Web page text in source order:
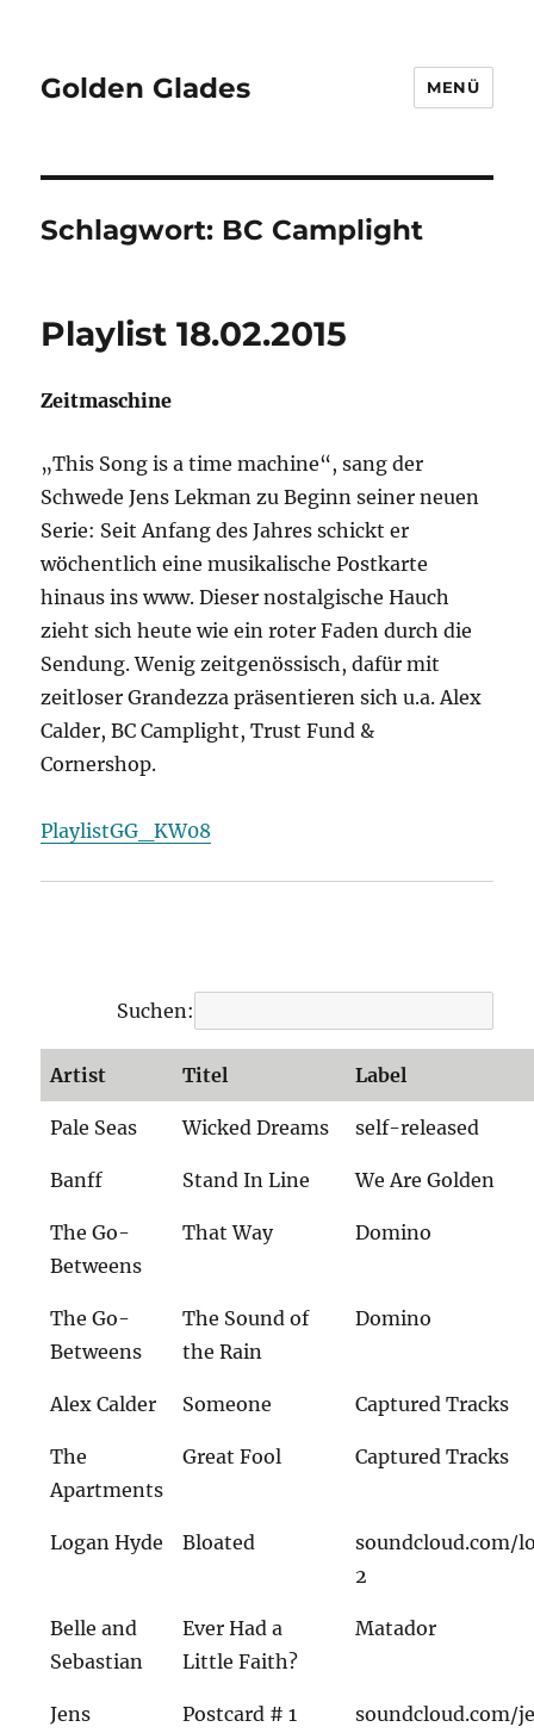
Golden Glades MENÜ
Schlagwort: BC Camplight
Playlist 18.02.2015
Zeitmaschine
„This Song is a time machine“, sang der
Schwede Jens Lekman zu Beginn seiner neuen
Serie: Seit Anfang des Jahres schickt er
wöchentlich eine musikalische Postkarte
hinaus ins www. Dieser nostalgische Hauch
zieht sich heute wie ein roter Faden durch die
Sendung. Wenig zeitgenössisch, dafür mit
zeitloser Grandezza präsentieren sich u.a. Alex
Calder, BC Camplight, Trust Fund &
Cornershop.
PlaylistGG_KW08
Suchen:
Artist Titel Label
Pale Seas Wicked Dreams self-released
Banff Stand In Line We Are Golden
The Go-
Betweens
That Way Domino
The Go-
Betweens
The Sound of
the Rain
Domino
Alex Calder Someone Captured Tracks
The
Apartments
Great Fool Captured Tracks
Logan Hyde Bloated
soundcloud.com/
2
Belle and
Sebastian
Ever Had a
Little Faith?
Matador
Jens
Postcard # 1 soundcloud.com/